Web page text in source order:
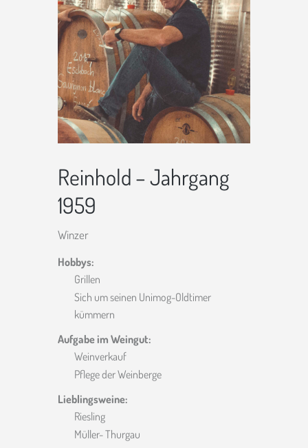
Reinhold – Jahrgang
1959
Winzer
Hobbys:
Grillen
Sich um seinen Unimog-Oldtimer
kümmern
Aufgabe im Weingut:
Weinverkauf
Pflege der Weinberge
Lieblingsweine:
Riesling
Müller- Thurgau